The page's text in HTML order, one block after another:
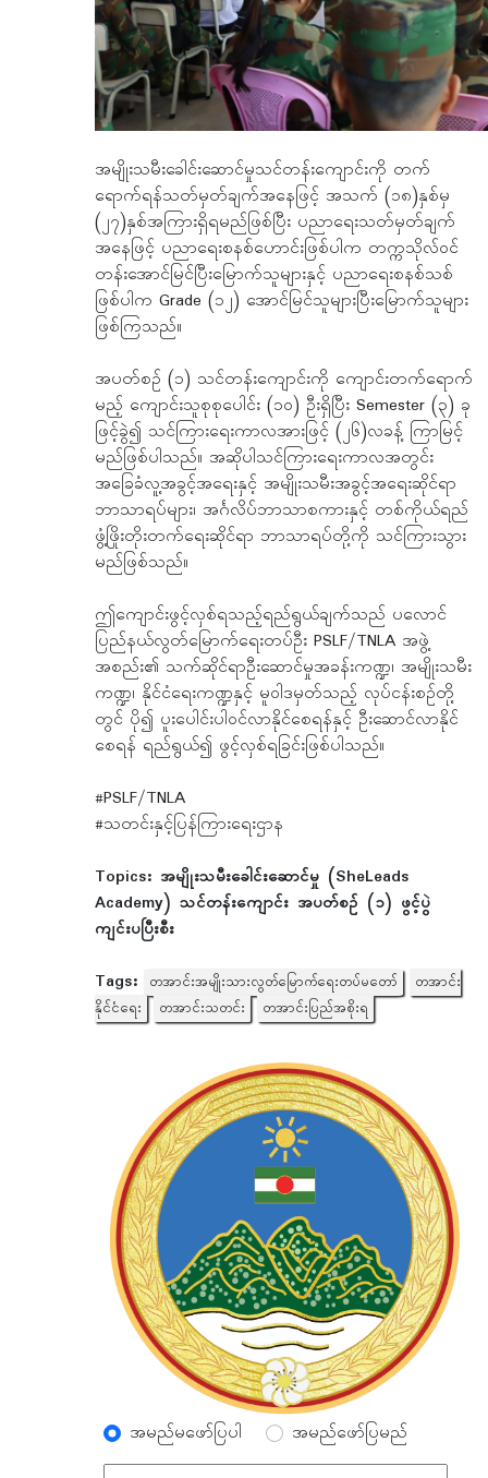
အမျိုးသမီးခေါင်းဆောင်မှုသင်တန်းကျောင်းကို တက်
ရောက်ရန်သတ်မှတ်ချက်အနေဖြင့် အသက် (၁၈)နှစ်မှ
(၂၇)နှစ်အကြားရှိရမည်ဖြစ်ပြီး ပညာရေးသတ်မှတ်ချက်
အနေဖြင့် ပညာရေးစနစ်ဟောင်းဖြစ်ပါက တက္ကသိုလ်ဝင်
တန်းအောင်မြင်ပြီးမြောက်သူများနှင့် ပညာရေးစနစ်သစ်
ဖြစ်ပါက Grade (၁၂) အောင်မြင်သူများပြီးမြောက်သူများ
ဖြစ်ကြသည်။
အပတ်စဥ် (၁) သင်တန်းကျောင်းကို ကျောင်းတက်ရောက်
မည့် ကျောင်းသူစုစုပေါင်း (၁၀) ဦးရှိပြီး Semester (၃) ခု
ဖြင့်ခွဲ၍ သင်ကြားရေးကာလအားဖြင့် (၂၆)လခန့် ကြာမြင့်
မည်ဖြစ်ပါသည်။ အဆိုပါသင်ကြားရေးကာလအတွင်း
အခြေခံလူ့အခွင့်အရေးနှင့် အမျိုးသမီးအခွင့်အရေးဆိုင်ရာ
ဘာသာရပ်များ၊ အင်္ဂလိပ်ဘာသာစကားနှင့် တစ်ကိုယ်ရည်
ဖွံ့ဖြိုးတိုးတက်ရေးဆိုင်ရာ ဘာသာရပ်တို့ကို သင်ကြားသွား
မည်ဖြစ်သည်။
ဤကျောင်းဖွင့်လှစ်ရသည့်ရည်ရွယ်ချက်သည် ပလောင်
ပြည်နယ်လွတ်မြောက်ရေးတပ်ဦး PSLF/TNLA အဖွဲ့
အစည်း၏ သက်ဆိုင်ရာဦးဆောင်မှုအခန်းကဏ္ဍ၊ အမျိုးသမီး
ကဏ္ဍ၊ နိုင်ငံရေးကဏ္ဍနှင့် မူဝါဒမှတ်သည့် လုပ်ငန်းစဥ်တို့
တွင် ပို၍ ပူးပေါင်းပါဝင်လာနိုင်စေရန်နှင့် ဦးဆောင်လာနိုင်
စေရန် ရည်ရွယ်၍ ဖွင့်လှစ်ရခြင်းဖြစ်ပါသည်။
#PSLF/TNLA
#သတင်းနှင့်ပြန်ကြားရေးဌာန
Topics:အမျိုးသမီးခေါင်းဆောင်မှု (SheLeads
Academy) သင်တန်းကျောင်း အပတ်စဥ် (၁) ဖွင့်ပွဲ
ကျင်းပပြီးစီး
Tags:
တအာင်းအမျိုးသားလွတ်မြောက်ရေးတပ်မတော်
တအာင်း
နိုင်ငံရေး
တအာင်းသတင်း တအာင်းပြည်အစိုးရ
အမည်မဖော်ပြပါ အမည်ဖော်ပြမည်